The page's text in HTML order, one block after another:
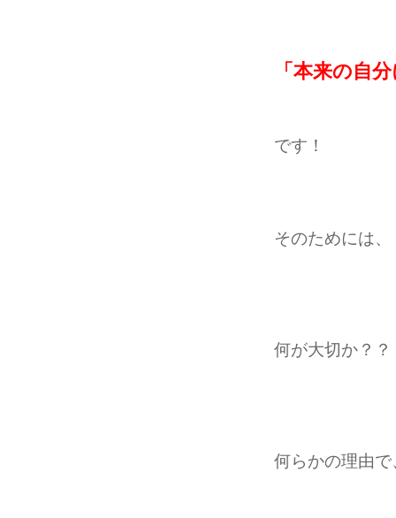
「本来の自
です！
そのためには、
何が大切か？？
何らかの理由で